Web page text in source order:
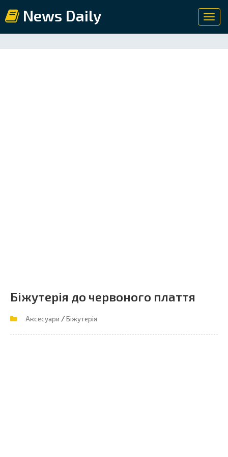
News Daily
Біжутерія до червоного плаття
Аксесуари /Біжутерія